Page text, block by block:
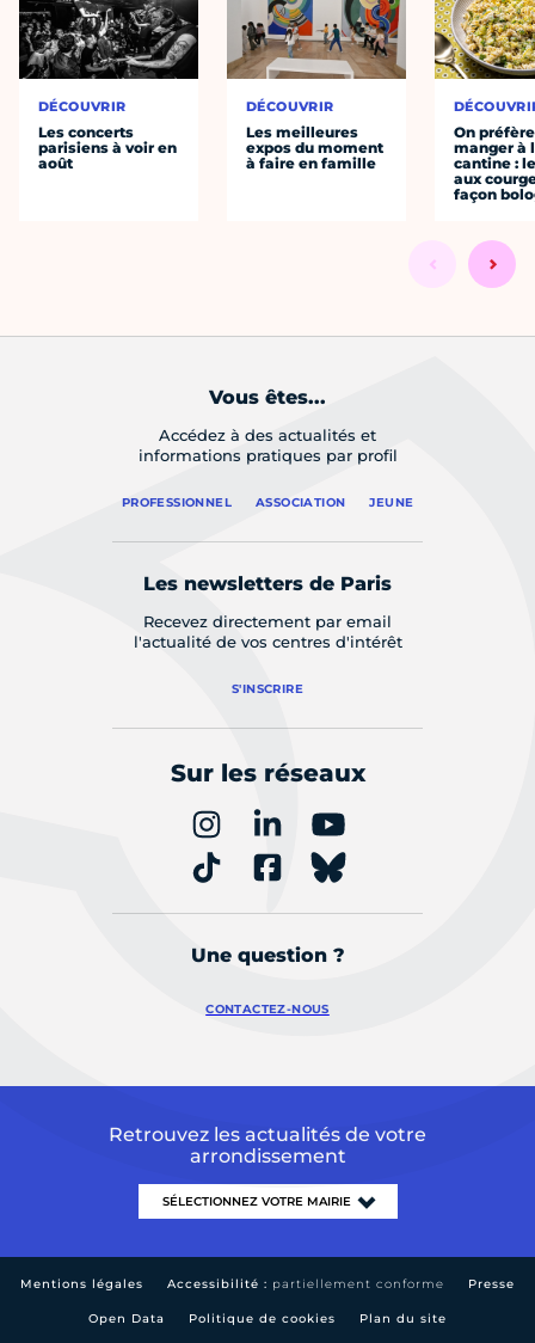
DÉCOUVRIR
Les concerts
parisiens à voir en
août
DÉCOUVRIR
Les meilleures
expos du moment
à faire en famille
On préfère
manger à
cantine :
aux
façon
Vous êtes...
Accédez à des actualités et
informations pratiques par profil
PROFESSIONNEL ASSOCIATION JEUNE
Les newsletters de Paris
Recevez directement par email
l'actualité de vos centres d'intérêt
S'INSCRIRE
Sur les réseaux
Une question ?
CONTACTEZ-NOUS
Retrouvez les actualités de votre
arrondissement
Mentions légales Accessibilité : partiellement conforme Presse
Open Data Politique de cookies Plan du site